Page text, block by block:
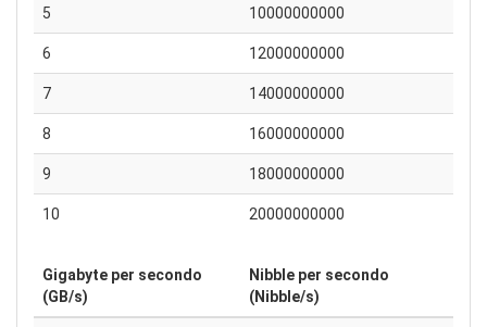
5 10000000000
6 12000000000
7 14000000000
8 16000000000
9 18000000000
10 20000000000
Gigabyte per secondo
(GB/s)
Nibble per secondo
(Nibble/s)